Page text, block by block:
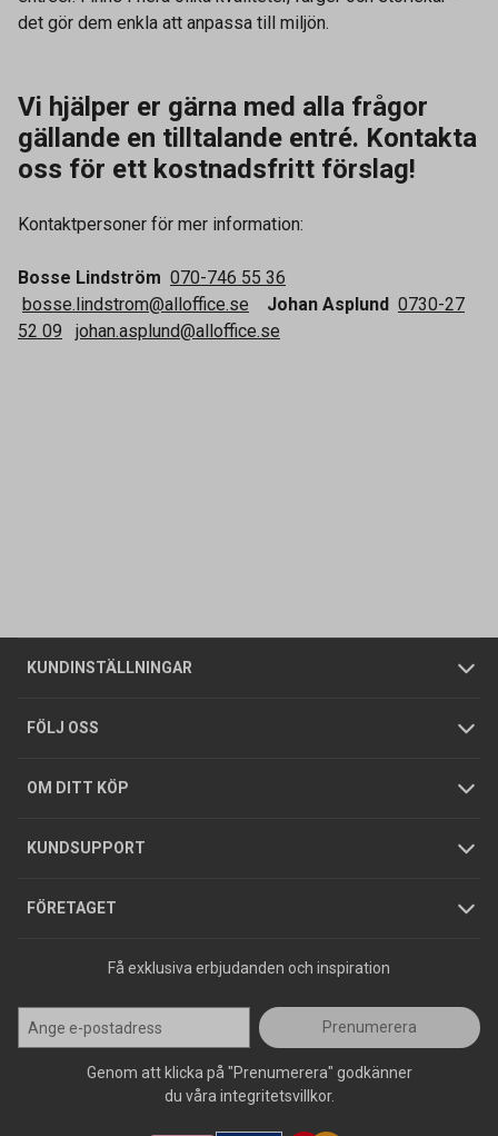
det gör dem enkla att anpassa till miljön.
Vi hjälper er gärna med alla frågor
gällande en tilltalande entré. Kontakta
oss för ett kostnadsfritt förslag!
Kontaktpersoner för mer information:
Bosse Lindström 070-746 55 36
bosse.lindstrom@alloffice.se
Johan Asplund 0730-27
52 09
johan.asplund@alloffice.se
KUNDINSTÄLLNINGAR
Företagskund / Privatkund
FÖLJ OSS
OM DITT KÖP
Allmänna försäljningsvillkor
Integritetspolicy
GDPR
KUNDSUPPORT
Butiker
Foldrar och kataloger
Köpguider
Varumärken
FÖRETAGET
Om oss
Tjänster
Hållbarhet
Jobba hos oss
Press
Få exklusiva erbjudanden och inspiration
Prenumerera
Genom att klicka på "Prenumerera" godkänner
du våra integritetsvillkor.